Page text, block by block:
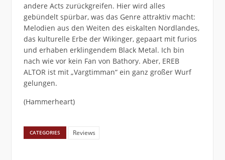
andere Acts zurückgreifen. Hier wird alles
gebündelt spürbar, was das Genre attraktiv macht:
Melodien aus den Weiten des eiskalten Nordlandes,
das kulturelle Erbe der Wikinger, gepaart mit furios
und erhaben erklingendem Black Metal. Ich bin
nach wie vor kein Fan von Bathory. Aber, EREB
ALTOR ist mit „Vargtimman“ ein ganz großer Wurf
gelungen.
(Hammerheart)
CATEGORIES Reviews